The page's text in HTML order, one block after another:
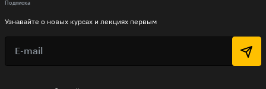
Подписка
Узнавайте о новых курсах и лекциях первым